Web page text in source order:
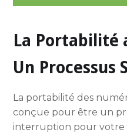
La Portabilité
Un Processus
La portabilité des
conçue pour être un
interruption pour votre